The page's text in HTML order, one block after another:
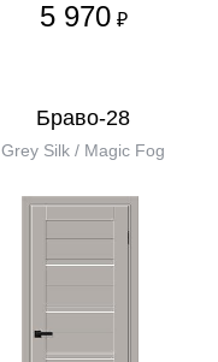
5 970 ₽
Браво-28
Grey Silk / Magic Fog